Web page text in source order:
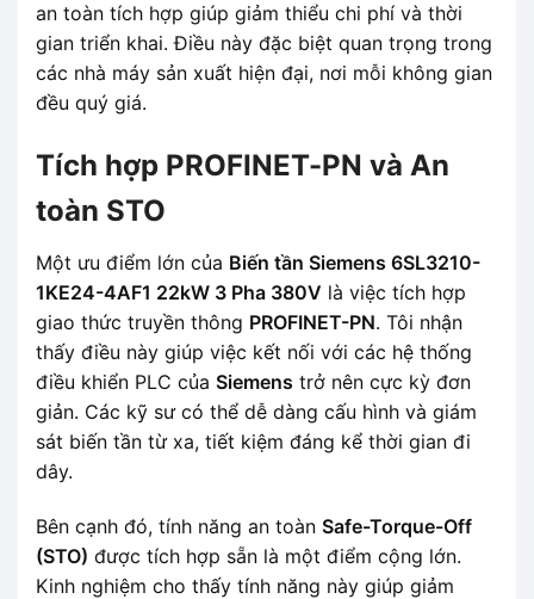
an toàn tích hợp giúp giảm thiểu chi phí và thời
gian triển khai. Điều này đặc biệt quan trọng trong
các nhà máy sản xuất hiện đại, nơi mỗi không gian
đều quý giá.
Tích hợp PROFINET-PN và An
toàn STO
Một ưu điểm lớn của Biến tần Siemens 6SL3210-
1KE24-4AF1 22kW 3 Pha 380V là việc tích hợp
giao thức truyền thông PROFINET-PN. Tôi nhận
thấy điều này giúp việc kết nối với các hệ thống
điều khiển PLC của Siemens trở nên cực kỳ đơn
giản. Các kỹ sư có thể dễ dàng cấu hình và giám
sát biến tần từ xa, tiết kiệm đáng kể thời gian đi
dây.
Bên cạnh đó, tính năng an toàn Safe-Torque-Off
(STO) được tích hợp sẵn là một điểm cộng lớn.
Kinh nghiệm cho thấy tính năng này giúp giảm